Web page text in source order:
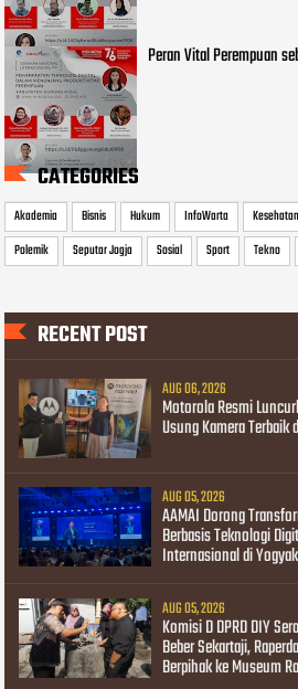
Peran Vital Perempuan
CATEGORIES
Akademia Bisnis Hukum InfoWarta Kesehatan
Polemik
Seputar Jogja Sosial Sport Tekno
RECENT POST
AUG 06, 2026
Motorola Resmi
Usung Kamera Terbaik
AUG 05, 2026
AAMAI Dorong
Berbasis Teknologi
Internasional di
AUG 05, 2026
Komisi D DPRD DIY
Beber Sekartaji,
Berpihak ke Museum